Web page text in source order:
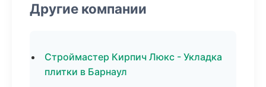
Другие компании
Строймастер Кирпич Люкс - Укладка
плитки в Барнаул